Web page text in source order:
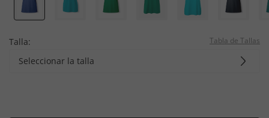
Talla: Tabla de Tallas
Seleccionar la talla